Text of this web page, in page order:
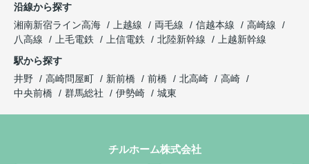
沿線から探す
湘南新宿ライン高海
上越線 両毛線 信越本線
高崎線
八高線
上毛電鉄 上信電鉄 北陸新幹線
上越新幹線
駅から探す
井野
高崎問屋町 新前橋 前橋 北高崎
高崎
中央前橋
群馬総社 伊勢崎 城東
チルホーム株式会社